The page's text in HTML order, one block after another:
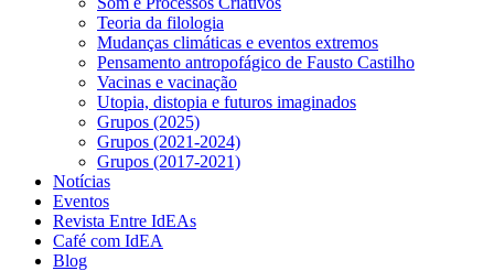
Teoria da filologia
Mudanças climáticas e eventos extremos
Pensamento antropofágico de Fausto Castilho
Vacinas e vacinação
Utopia, distopia e futuros imaginados
Grupos (2025)
Grupos (2021-2024)
Grupos (2017-2021)
Notícias
Eventos
Revista Entre IdEAs
Café com IdEA
Blog